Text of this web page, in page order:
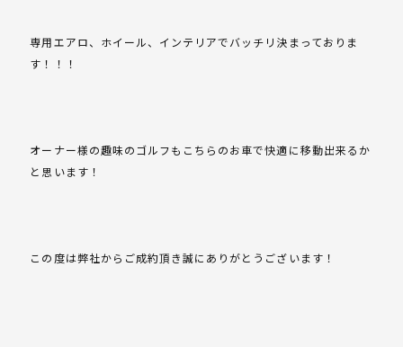
専用エアロ、ホイール、インテリアでバッチリ決まっておりま
す！！！
オーナー様の趣味のゴルフもこちらのお車で快適に移動出来るか
と思います！
この度は弊社からご成約頂き誠にありがとうございます！